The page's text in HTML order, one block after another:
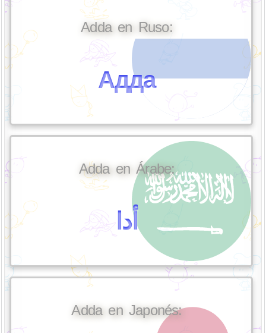
Adda en Ruso:
Адда
Adda en Árabe:
أدا
Adda en Japonés: